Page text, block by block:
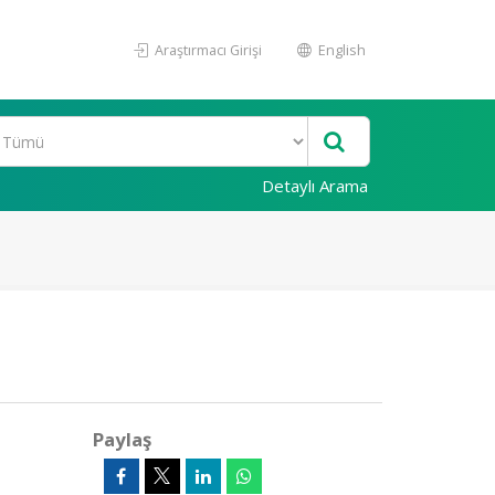
Araştırmacı Girişi English
Detaylı Arama
Paylaş